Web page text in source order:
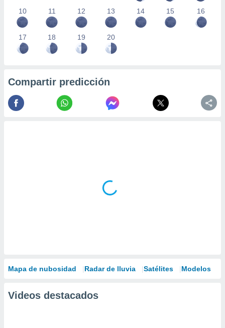
10 11 12 13 14 15 16
17 18 19 20
Compartir predicción
Mapa de nubosidad Radar de lluvia Satélites Modelos
Videos destacados